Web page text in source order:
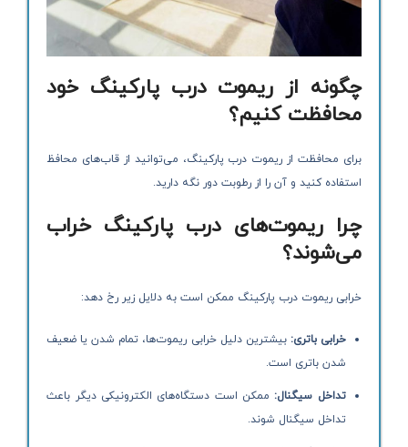
چگونه از ریموت درب پارکینگ خود
محافظت کنیم؟
برای محافظت از ریموت درب پارکینگ، می‌توانید از قاب‌های محافظ
استفاده کنید و آن را از رطوبت دور نگه دارید.
چرا ریموت‌های درب پارکینگ خراب
می‌شوند؟
خرابی ریموت درب پارکینگ ممکن است به دلایل زیر رخ دهد:
خرابی باتری: بیشترین دلیل خرابی ریموت‌ها، تمام شدن یا ضعیف
شدن باتری است.
تداخل سیگنال: ممکن است دستگاه‌های الکترونیکی دیگر باعث
تداخل سیگنال شوند.